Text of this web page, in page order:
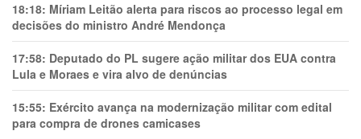
18:18: Míriam Leitão alerta para riscos ao processo legal em
decisões do ministro André Mendonça
17:58: Deputado do PL sugere ação militar dos EUA contra
Lula e Moraes e vira alvo de denúncias
15:55: Exército avança na modernização militar com edital
para compra de drones camicases